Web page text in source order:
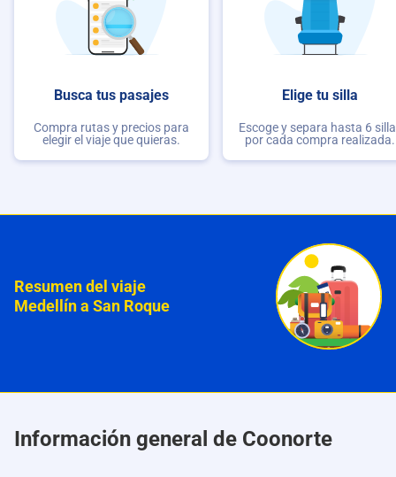
Busca tus pasajes
Compra rutas y precios para
elegir el viaje que quieras.
Elige tu silla
Escoge y separa hasta 6
por cada compra realizada.
Resumen del viaje
Medellín a San Roque
Información general de Coonorte